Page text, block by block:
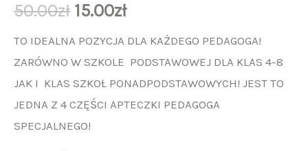
50.00zł 15.00zł
TO IDEALNA POZYCJA DLA KAŻDEGO PEDAGOGA!
ZARÓWNO W SZKOLE PODSTAWOWEJ DLA KLAS 4-8
JAK I KLAS SZKOŁ PONADPODSTAWOWYCH! JEST TO
JEDNA Z 4 CZĘŚCI APTECZKI PEDAGOGA
SPECJALNEGO!